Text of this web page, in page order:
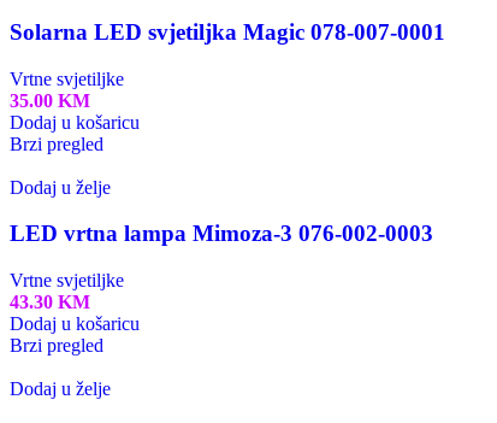
Solarna LED svjetiljka Magic 078-007-0001
Vrtne svjetiljke
35.00 KM
Dodaj u košaricu
Brzi pregled
Dodaj u želje
LED vrtna lampa Mimoza-3 076-002-0003
Vrtne svjetiljke
43.30 KM
Dodaj u košaricu
Brzi pregled
Dodaj u želje